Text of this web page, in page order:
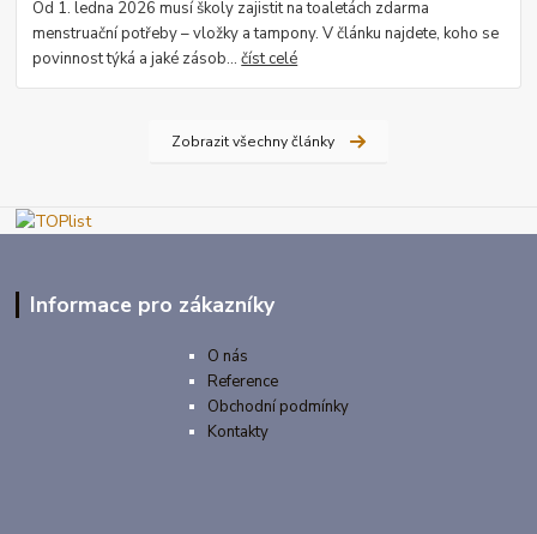
Od 1. ledna 2026 musí školy zajistit na toaletách zdarma
menstruační potřeby – vložky a tampony. V článku najdete, koho se
povinnost týká a jaké zásob...číst celé
Zobrazit všechny články
Informace pro zákazníky
O nás
Reference
Obchodní podmínky
Kontakty